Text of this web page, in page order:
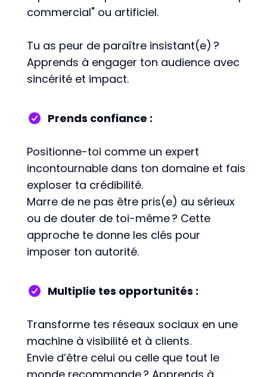
commercial" ou artificiel.
Tu as peur de paraître insistant(e) ?
Apprends à engager ton audience avec
sincérité et impact.
Prends confiance :
Positionne-toi comme un expert
incontournable dans ton domaine et fais
exploser ta crédibilité.
Marre de ne pas être pris(e) au sérieux
ou de douter de toi-même ? Cette
approche te donne les clés pour
imposer ton autorité.
Multiplie tes opportunités :
Transforme tes réseaux sociaux en une
machine à visibilité et à clients.
Envie d’être celui ou celle que tout le